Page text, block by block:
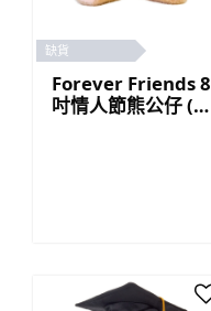
缺貨
Forever Friends 8
吋情人節熊公仔 (玫